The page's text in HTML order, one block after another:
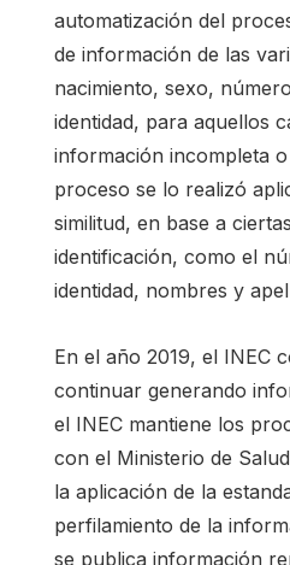
automatización del
de información de las
nacimiento, sexo,
identidad, para aquellos
información incompleta
proceso se lo realizó
similitud, en base a
identificación, como el
identidad, nombres y
En el año 2019, el INEC
continuar generando
el INEC mantiene los
con el Ministerio de
la aplicación de la
perfilamiento de la
se publica información